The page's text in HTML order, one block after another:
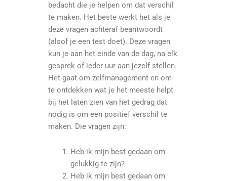
bedacht die je helpen om dat verschil
te maken. Het beste werkt het als je
deze vragen achteraf beantwoordt
(alsof je een test doet). Deze vragen
kun je aan het einde van de dag, na elk
gesprek of ieder uur aan jezelf stellen.
Het gaat om zelfmanagement en om
te ontdekken wat je het meeste helpt
bij het laten zien van het gedrag dat
nodig is om een positief verschil te
maken. Die vragen zijn:
Heb ik mijn best gedaan om
gelukkig te zijn?
Heb ik mijn best gedaan om